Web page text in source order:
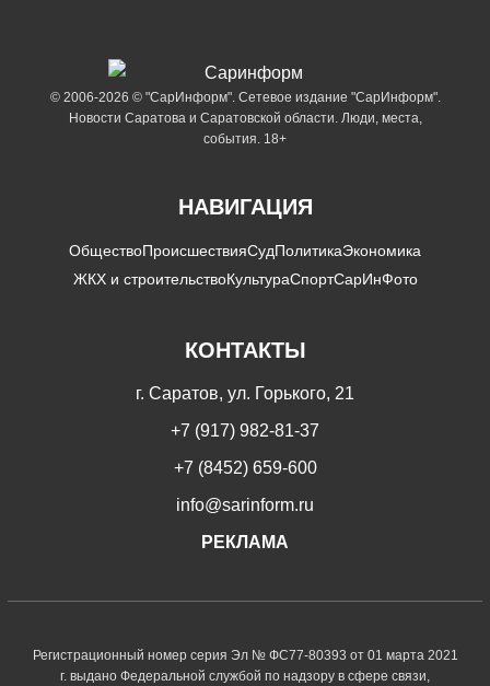
© 2006-2026 © "СарИнформ". Сетевое издание "СарИнформ".
Новости Саратова и Саратовской области. Люди, места,
события. 18+
НАВИГАЦИЯ
ОбществоПроисшествияСудПолитикаЭкономика
ЖКХ и строительствоКультураСпортСарИнФото
КОНТАКТЫ
г. Саратов, ул. Горького, 21
+7 (917) 982-81-37
+7 (8452) 659-600
info@sarinform.ru
РЕКЛАМА
Регистрационный номер серия Эл № ФС77-80393 от 01 марта 2021
г. выдано Федеральной службой по надзору в сфере связи,